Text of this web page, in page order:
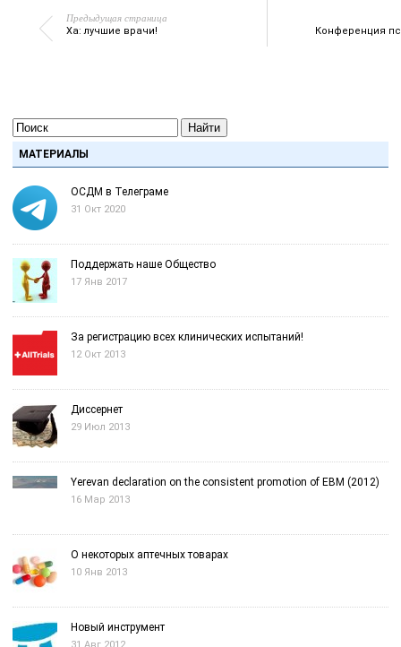
Предыдущая страница
Ха: лучшие врачи! Конференция
Найти
МАТЕРИАЛЫ
ОСДМ в Телеграме
31 Окт 2020
Поддержать наше Общество
17 Янв 2017
За регистрацию всех клинических испытаний!
12 Окт 2013
Диссернет
29 Июл 2013
Yerevan declaration on the consistent promotion of EBM (2012)
16 Мар 2013
О некоторых аптечных товарах
10 Янв 2013
Новый инструмент